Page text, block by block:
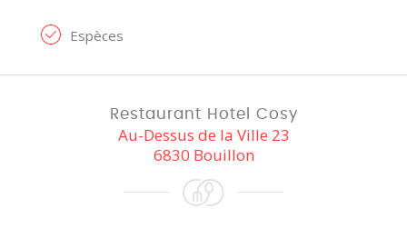
Espèces
Restaurant Hotel Cosy
Au-Dessus de la Ville 23
6830 Bouillon